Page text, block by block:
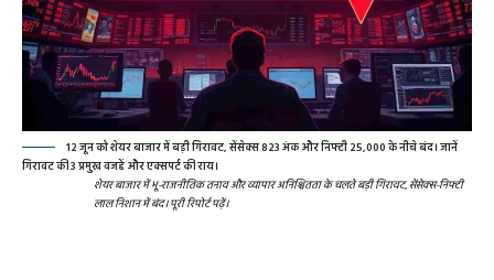
12 जून को शेयर बाजार में बड़ी गिरावट, सेंसेक्स 823 अंक और निफ्टी 25,000 के नीचे बंद। जानें
गिरावट की 3 प्रमुख वजहें और एक्सपर्ट की राय।
शेयर बाजार में भू-राजनीतिक तनाव और व्यापार अनिश्चितता के चलते बड़ी गिरावट, सेंसेक्स-निफ्टी
लाल निशान में बंद। पूरी रिपोर्ट पढ़ें।